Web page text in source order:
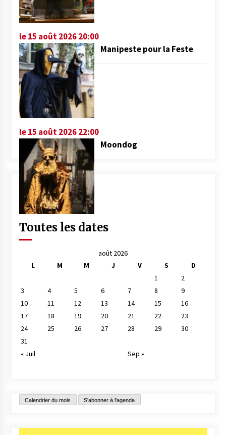
le 15 août 2026 20:00
Manipeste pour la Feste
le 15 août 2026 22:00
Moondog
Toutes les dates
août 2026
L
M M J V S
D
1
2
3
4 5 6 7 8
9
10
11 12 13 14 15
16
17
18 19 20 21 22
23
24
25 26 27 28 29
30
31
« Juil
Sep »
Calendrier du mois S'abonner à l'agenda